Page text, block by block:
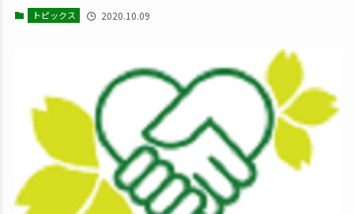
トピックス 2020.10.09